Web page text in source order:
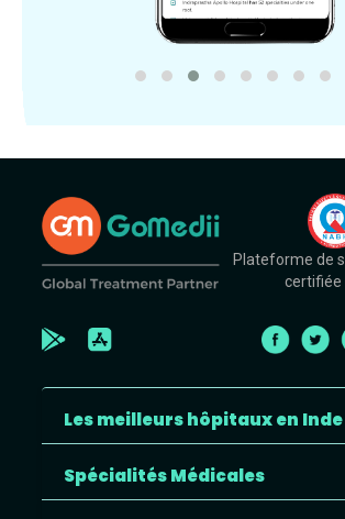
Plateforme de
certifiée
Les meilleurs hôpitaux en Inde
Spécialités Médicales